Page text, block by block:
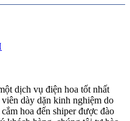
dịch vụ điện hoa tốt nhất
dày dặn kinh nghiệm do
hoa đến shiper được đào